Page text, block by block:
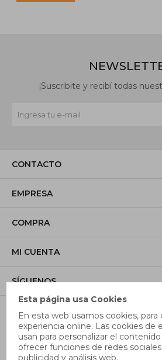
Esta página usa Cookies
En esta web usamos cookies,
experiencia online. Las cookies de
usan para personalizar el
ofrecer funciones de redes
publicidad y análisis web.
CONTACTO
EMPRESA
COMPRA
MI CUENTA
SÍGUENOS
¡Suscribite y recibí todas